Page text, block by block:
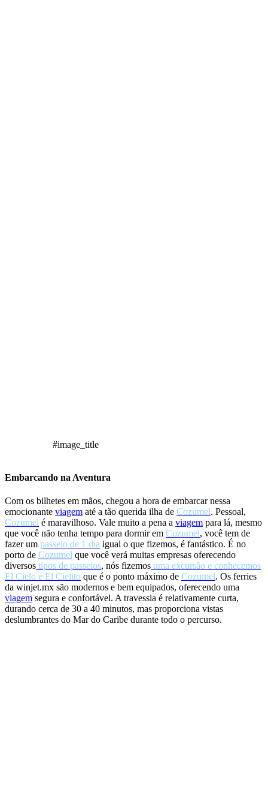
#image_title
Embarcando na Aventura
Com os bilhetes em mãos, chegou a hora de embarcar nessa
emocionante viagem até a tão querida ilha de Cozumel. Pessoal,
Cozumel é maravilhoso. Vale muito a pena a viagem para lá, mesmo
que você não tenha tempo para dormir em Cozumel, você tem de
fazer um passeio de 1 dia igual o que fizemos, é fantástico. É no
porto de Cozumel que você verá muitas empresas oferecendo
diversos tipos de passeios, nós fizemos uma excursão e conhecemos
El Cielo e El Cielito que é o ponto máximo de Cozumel. Os ferries
da winjet.mx são modernos e bem equipados, oferecendo uma
viagem segura e confortável. A travessia é relativamente curta,
durando cerca de 30 a 40 minutos, mas proporciona vistas
deslumbrantes do Mar do Caribe durante todo o percurso.